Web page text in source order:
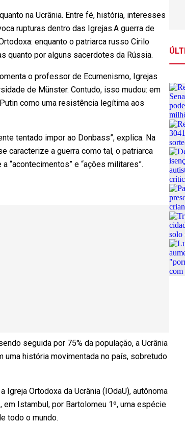
na Ucrânia. Entre fé, história, interesses
rupturas dentro das Igrejas.A guerra de
enquanto o patriarca russo Cirilo
quanto por alguns sacerdotes da Rússia.
o professor de Ecumenismo, Igrejas
de Münster. Contudo, isso mudou: em
como uma resistência legítima aos
tentado impor ao Donbass”, explica. Na
caracterize a guerra como tal, o patriarca
“acontecimentos” e “ações militares”.
seguida por 75% da população, a Ucrânia
história movimentada no país, sobretudo
Ortodoxa da Ucrânia (IOdaU), autônoma
Istambul, por Bartolomeu 1º, uma espécie
todo o mundo.